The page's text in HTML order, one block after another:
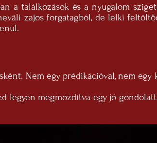
a találkozások és a nyugalom
zajos forgatagból, de lelki
Nem egy prédikációval, nem egy
legyen megmozdítva egy jó